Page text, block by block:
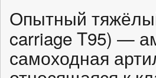
Опытный
carriage T95) —
самоходная